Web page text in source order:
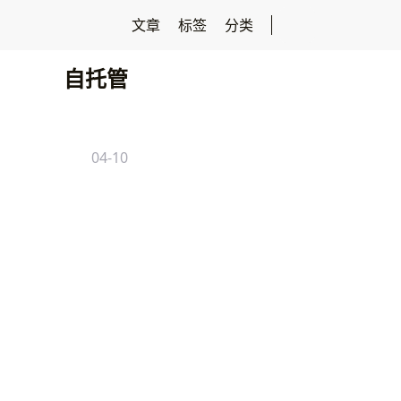
文章 标签 分类
自托管
04-10